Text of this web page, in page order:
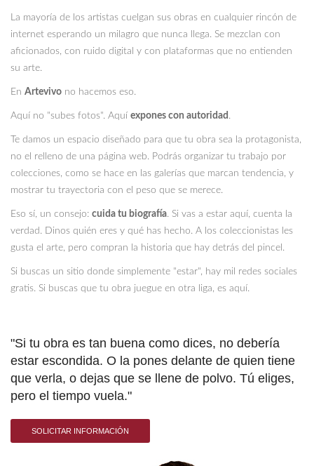
La mayoría de los artistas cuelgan sus obras en cualquier rincón de
internet esperando un milagro que nunca llega. Se mezclan con
aficionados, con ruido digital y con plataformas que no entienden
su arte.
En Artevivo no hacemos eso.
Aquí no "subes fotos". Aquí expones con autoridad .
Te damos un espacio diseñado para que tu obra sea la protagonista,
no el relleno de una página web. Podrás organizar tu trabajo por
colecciones, como se hace en las galerías que marcan tendencia, y
mostrar tu trayectoria con el peso que se merece.
Eso sí, un consejo: cuida tu biografía. Si vas a estar aquí, cuenta la
verdad. Dinos quién eres y qué has hecho. A los coleccionistas les
gusta el arte, pero compran la historia que hay detrás del pincel.
Si buscas un sitio donde simplemente "estar", hay mil redes sociales
gratis. Si buscas que tu obra juegue en otra liga, es aquí.
"Si tu obra es tan buena como dices, no debería
estar escondida. O la pones delante de quien tiene
que verla, o dejas que se llene de polvo. Tú eliges,
pero el tiempo vuela."
SOLICITAR INFORMACIÓN